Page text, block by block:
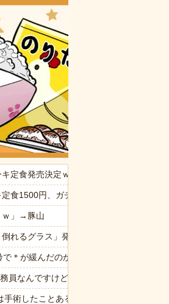
で、夫経由で「ガンではないか」と伝
夫…地獄の義実家をでて離婚しようと
た
定食発売決定ｗｗｗｗｗｗ
食1500円、ガチで美味そうｗｗｗ
ｗ」→豚山
れるグラス」発売 適正飲酒を施す
＊が緩んだのかチョビッと漏れるように
員なんですけど、嫁が子供連れて家出
手術したことあるからA型で合ってるし